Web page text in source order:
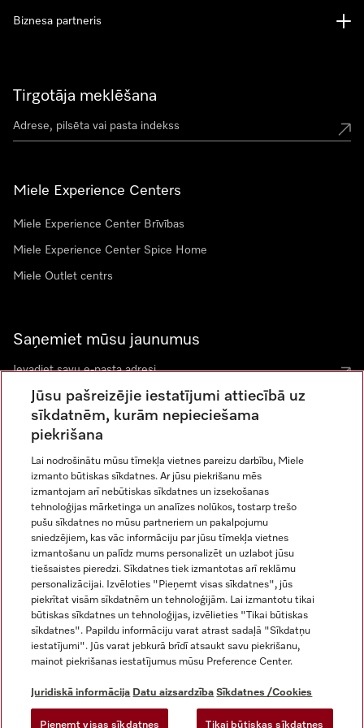
Tirgotāja meklēšana
Miele Experience Centers
Miele Experience Center Brīvības
Miele Experience Center Spice Home
Miele Outlet centrs
Saņemiet mūsu jaunumus
Biznesa partneris
Juridiskā informācija
Vispārējie darījumu noteikumi
Datu aizsardzība
Lietošanas noteikumi
Miele paziņojums par pieejamību
Digitālo pakalpojumu likums
Miele vietnē Instagram
Miele vietnē Facebook
Miele vietnē Youtube
Jūsu pašreizējie iestatījumi attiecībā uz
sīkdatnēm, kurām nepieciešama
piekrišana
Lai nodrošinātu mūsu tīmekļa vietnes pareizu darbību, Miele
izmanto būtiskas sīkdatnes. Ar jūsu piekrišanu mēs
izmantojam arī nebūtiskas sīkdatnes un izsekošanas
tehnoloģijas mārketinga un analīzes nolūkos, tostarp trešo
pušu sīkdatnes no mūsu partneriem un pakalpojumu
sniedzējiem, kas vāc informāciju par jūsu tīmekļa vietnes
izmantošanu un palīdz mums personalizēt un uzlabot jūsu
tiešsaistes pieredzi. Sīkdatnes tiek izmantotas arī reklāmu
personalizācijai. Izvēloties "Pieņemt visas sīkdatnes", jūs
piekrītat visām sīkdatnēm un tehnoloģijām. Lai izmantotu tikai
būtiskas sīkdatnes un tehnoloģijas, izvēlieties "Tikai būtiskas
sīkdatnes". Papildu informāciju varat atrast sadaļā "Sīkdatņu
iestatījumi". Jūs varat jebkurā brīdī atsaukt savu piekrišanu,
mainot piekrišanas iestatījumus mūsu Preference Center.
Juridiskā informācija Datu aizsardzība Sīkdatnes /Cookies
Pieņemt visas sīkdatnes Tikai būtiskas sīkdatnes